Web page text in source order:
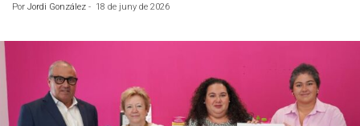
Por Jordi González - 18 de juny de 2026